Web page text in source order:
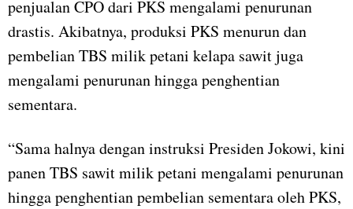
penjualan CPO dari PKS mengalami penurunan
drastis. Akibatnya, produksi PKS menurun dan
pembelian TBS milik petani kelapa sawit juga
mengalami penurunan hingga penghentian
sementara.
“Sama halnya dengan instruksi Presiden Jokowi, kini
panen TBS sawit milik petani mengalami penurunan
hingga penghentian pembelian sementara oleh PKS,